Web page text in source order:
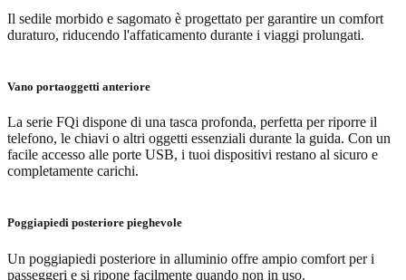
Il sedile morbido e sagomato è progettato per garantire un comfort
duraturo, riducendo l'affaticamento durante i viaggi prolungati.
Vano portaoggetti anteriore
La serie FQi dispone di una tasca profonda, perfetta per riporre il
telefono, le chiavi o altri oggetti essenziali durante la guida. Con un
facile accesso alle porte USB, i tuoi dispositivi restano al sicuro e
completamente carichi.
Poggiapiedi posteriore pieghevole
Un poggiapiedi posteriore in alluminio offre ampio comfort per i
passeggeri e si ripone facilmente quando non in uso.